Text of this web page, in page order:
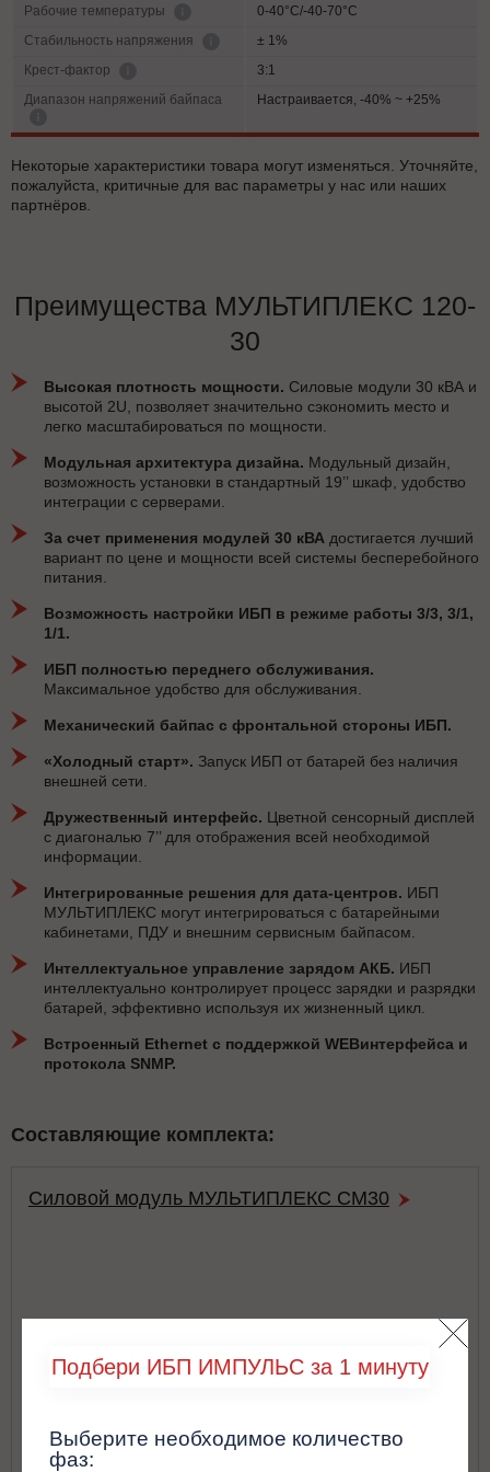
Рабочие температуры
0-40°C/-40-70°C
Cтабильность напряжения
± 1%
Крест-фактор
3:1
Диапазон напряжений байпаса
Настраивается, -40% ~ +25%
Некоторые характеристики товара могут изменяться. Уточняйте,
пожалуйста, критичные для вас параметры у нас или наших
партнёров.
Преимущества МУЛЬТИПЛЕКС 120-
30
Высокая плотность мощности. Силовые модули 30 кВА и
высотой 2U, позволяет значительно сэкономить место и
легко масштабироваться по мощности.
Модульная архитектура дизайна. Модульный дизайн,
возможность установки в стандартный 19’’ шкаф, удобство
интеграции с серверами.
За счет применения модулей 30 кВА достигается лучший
вариант по цене и мощности всей системы бесперебойного
питания.
Возможность настройки ИБП в режиме работы 3/3, 3/1,
1/1.
ИБП полностью переднего обслуживания.
Максимальное удобство для обслуживания.
Механический байпас с фронтальной стороны ИБП.
«Холодный старт». Запуск ИБП от батарей без наличия
внешней сети.
Дружественный интерфейс. Цветной сенсорный дисплей
с диагональю 7’’ для отображения всей необходимой
информации.
Интегрированные решения для дата-центров. ИБП
МУЛЬТИПЛЕКС могут интегрироваться с батарейными
кабинетами, ПДУ и внешним сервисным байпасом.
Интеллектуальное управление зарядом АКБ. ИБП
интеллектуально контролирует процесс зарядки и разрядки
батарей, эффективно используя их жизненный цикл.
Встроенный Ethernet с поддержкой WEBинтерфейса и
протокола SNMP.
Составляющие комплекта:
Силовой модуль МУЛЬТИПЛЕКС СМ30
Подбери ИБП ИМПУЛЬС за 1 минуту
Выберите необходимое количество
фаз: